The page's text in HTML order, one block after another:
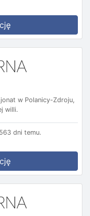
w Polanicy-Zdroju,
willi.
dni temu.